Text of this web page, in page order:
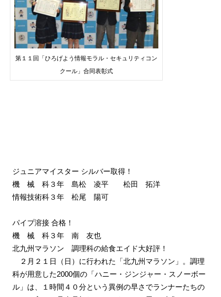
第１１回「ひろげよう情報モラル・セキュリティコン
クール」合同表彰式
ジュニアマイスター シルバー取得！
機 械 科３年 島松 凌平 松田 拓洋
情報技術科３年 松尾 陽可
パイプ溶接 合格！
機 械 科３年 南 友也
北九州マラソン 調理科の給食エイド大好評！
２月２１日（日）に行われた「北九州マラソン」。調理
科が用意した2000個の「ハニー・ジンジャー・スノーボー
ル」は、１時間４０分という異例の早さでランナーたちの